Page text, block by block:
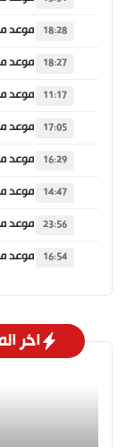
18:28
18:27
11:17
17:05
16:29
14:47
23:56
16:54
اخر